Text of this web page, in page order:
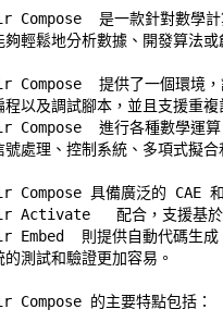
是一款針對數學計
夠輕鬆地分析數據、開發算法
提供了一個環境，
程以及調試腳本，並且支援重
進行各種數學運算
號處理、控制系統、多項式擬
具備廣泛的 CAE
配合，支援基於模
則提供自動代碼生成
的測試和驗證更加容易。
的主要特點包括：